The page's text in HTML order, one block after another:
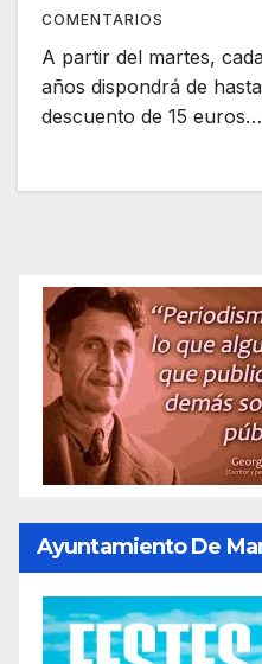
COMENTARIOS
A partir del martes,
años dispondrá de
descuento de 15 euros…
Ayuntamiento De